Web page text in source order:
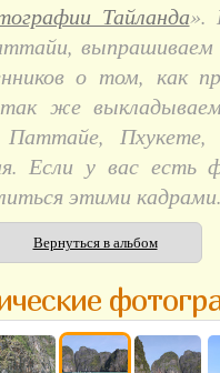
Тайланда».
выпрашиваем
о том, как
же
Если у вас есть
этими
Вернуться в альбом